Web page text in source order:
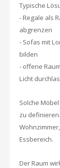
Typische
- Regale als
abgrenzen
- Sofas mit
bilden
- offene
Licht
Solche
zu
Essbereich.
Der Raum